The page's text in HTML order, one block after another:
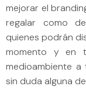
mejorar el
regalar como
quienes podrán
momento y en
medioambiente
sin duda alguna